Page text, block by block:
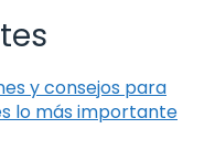
y consejos para
lo más importante